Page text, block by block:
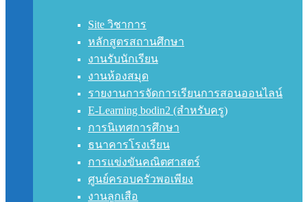
Site วิชาการ
หลักสูตรสถานศึกษา
งานรับนักเรียน
งานห้องสมุด
รายงานการจัดการเรียนการสอนออนไลน์
E-Learning bodin2 (สำหรับครู)
การนิเทศการศึกษา
ธนาคารโรงเรียน
การแข่งขันคณิตศาสตร์
ศูนย์ครอบครัวพอเพียง
งานลูกเสือ